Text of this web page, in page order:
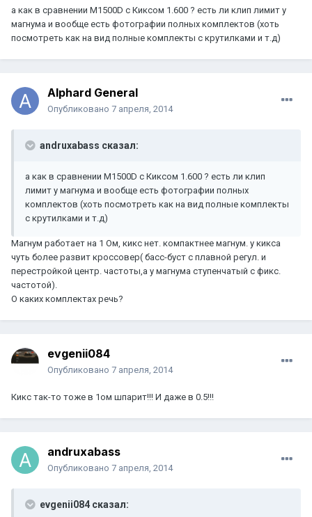
а как в сравнении М1500D с Киксом 1.600 ? есть ли клип лимит у
магнума и вообще есть фотографии полных комплектов (хоть
посмотреть как на вид полные комплекты с крутилками и т.д)
Alphard General
Опубликовано 7 апреля, 2014
andruxabass сказал:
а как в сравнении М1500D с Киксом 1.600 ? есть ли клип
лимит у магнума и вообще есть фотографии полных
комплектов (хоть посмотреть как на вид полные комплекты
с крутилками и т.д)
Магнум работает на 1 Ом, кикс нет. компактнее магнум. у кикса
чуть более развит кроссовер( басс-буст с плавной регул. и
перестройкой центр. частоты,а у магнума ступенчатый с фикс.
частотой).
О каких комплектах речь?
evgenii084
Опубликовано 7 апреля, 2014
Кикс так-то тоже в 1ом шпарит!!! И даже в 0.5!!!
andruxabass
Опубликовано 7 апреля, 2014
evgenii084 сказал: